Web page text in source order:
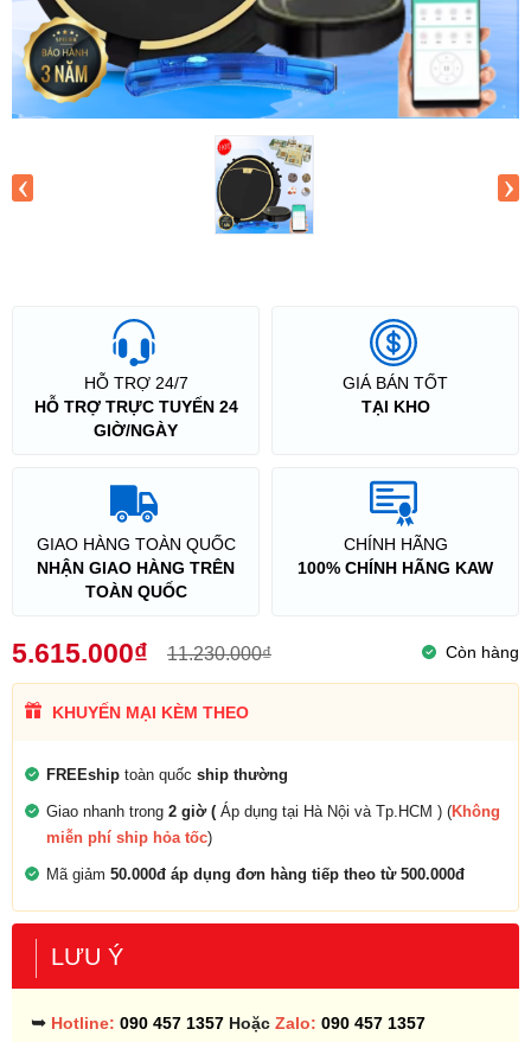
‹ ›
HỖ TRỢ 24/7
HỖ TRỢ TRỰC TUYẾN 24
GIỜ/NGÀY
GIÁ BÁN TỐT
TẠI KHO
GIAO HÀNG TOÀN QUỐC
NHẬN GIAO HÀNG TRÊN
TOÀN QUỐC
CHÍNH HÃNG
100% CHÍNH HÃNG KAW
5.615.000₫ 11.230.000₫ Còn hàng
KHUYẾN MẠI KÈM THEO
FREEship toàn quốc ship thường
Giao nhanh trong 2 giờ ( Áp dụng tại Hà Nội và Tp.HCM ) (Không
miễn phí ship hỏa tốc)
Mã giảm 50.000đ áp dụng đơn hàng tiếp theo từ 500.000đ
LƯU Ý
➥ Hotline: 090 457 1357 Hoặc Zalo: 090 457 1357